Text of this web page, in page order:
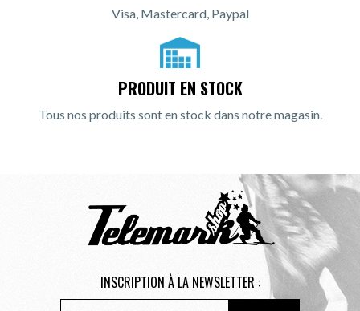
Visa, Mastercard, Paypal
PRODUIT EN STOCK
Tous nos produits sont en stock dans notre magasin.
INSCRIPTION À LA NEWSLETTER :